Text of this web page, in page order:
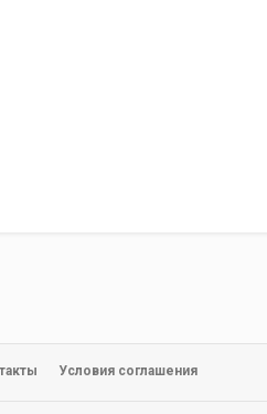
Условия соглашения